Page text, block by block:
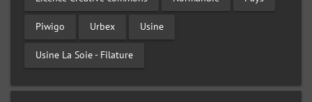
Piwigo Urbex Usine
Usine La Soie - Filature